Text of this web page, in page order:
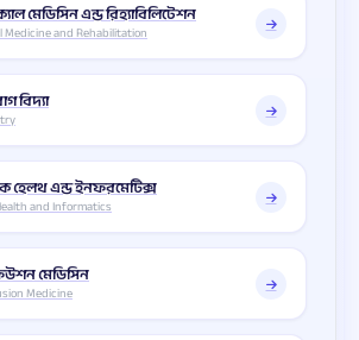
মেডিসিন এন্ড রিহ্যাবিলিটেশন
and Rehabilitation
বিদ্যা
হেলথ এন্ড ইনফরমেটিক্স
and Informatics
মেডিসিন
Medicine